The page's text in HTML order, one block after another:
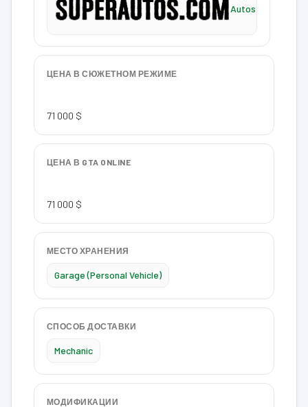
Autos
ЦЕНА В СЮЖЕТНОМ РЕЖИМЕ
71 000 $
ЦЕНА В GTA ONLINE
71 000 $
МЕСТО ХРАНЕНИЯ
Garage (Personal Vehicle)
СПОСОБ ДОСТАВКИ
Mechanic
МОДИФИКАЦИИ